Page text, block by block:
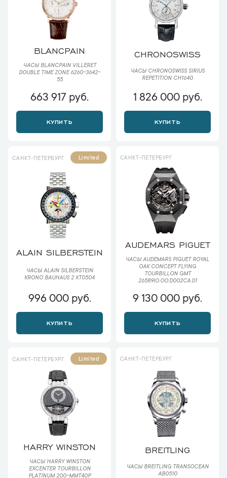
BLANCPAIN
ЧАСЫ BLANCPAIN VILLERET
DOUBLE TIME ZONE 6260-3642-
55
663 917 руб.
КУПИТЬ
CHRONOSWISS
ЧАСЫ CHRONOSWISS SIRIUS
REPETITION CH1640
1 826 000 руб.
КУПИТЬ
САНКТ-ПЕТЕРБУРГ Limited
ALAIN SILBERSTEIN
ЧАСЫ ALAIN SILBERSTEIN
KRONO BAUHAUS 2 KT0504
996 000 руб.
КУПИТЬ
САНКТ-ПЕТЕРБУРГ
AUDEMARS PIGUET
ЧАСЫ AUDEMARS PIGUET ROYAL
OAK CONCEPT FLYING
TOURBILLON GMT
26589IO.OO.D002CA.01
9 130 000 руб.
КУПИТЬ
САНКТ-ПЕТЕРБУРГ Limited
HARRY WINSTON
ЧАСЫ HARRY WINSTON
EXCENTER TOURBILLON
PLATINUM 200-MMT40P
САНКТ-ПЕТЕРБУРГ
BREITLING
ЧАСЫ BREITLING TRANSOCEAN
AB0510